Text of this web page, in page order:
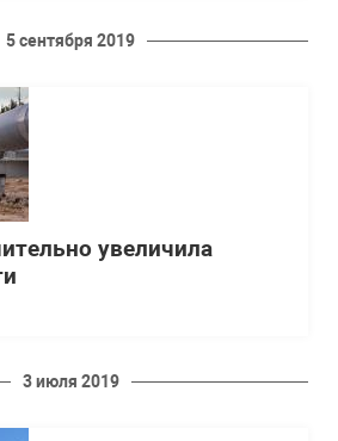
5 сентября 2019
увеличила
3 июля 2019